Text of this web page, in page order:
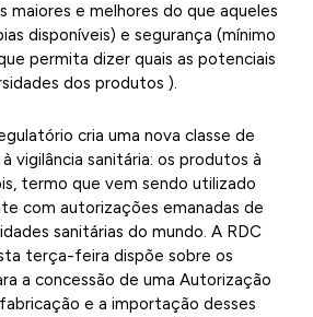
e melhores do que aqueles
disponíveis) e segurança (mínimo
permita dizer quais as potenciais
dos produtos ).
cria uma nova classe de
vigilância sanitária: os produtos à
termo que vem sendo utilizado
com autorizações emanadas de
sanitárias do mundo. A RDC
terça-feira dispõe sobre os
a concessão de uma Autorização
e a importação desses